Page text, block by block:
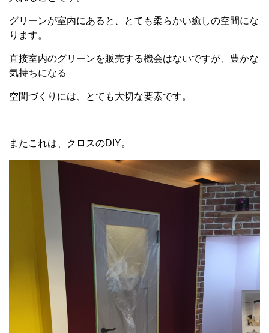
グリーンが室内にあると、とても柔らかい癒しの空間にな
ります。
直接室内のグリーンを販売する機会はないですが、豊かな
気持ちになる
空間づくりには、とても大切な要素です。
またこれは、クロスのDIY。